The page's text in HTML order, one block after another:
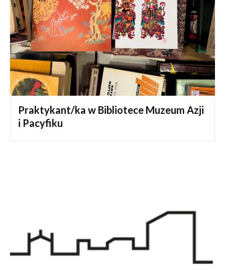
Praktykant/ka w Bibliotece Muzeum Azji
i Pacyfiku